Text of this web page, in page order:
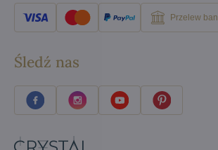
Przelew
Śledź nas